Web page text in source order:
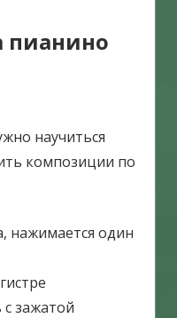
пианино
научиться
композиции по
нажимается один
зажатой